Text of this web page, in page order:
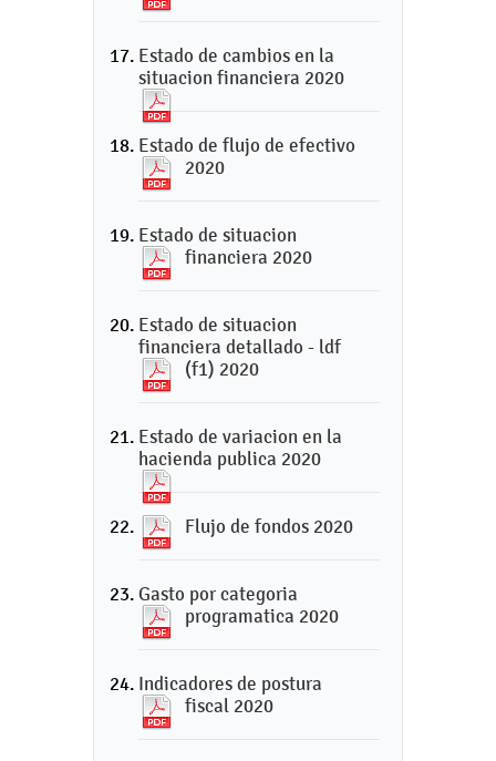
Estado de cambios en la
situacion financiera 2020
Estado de flujo de efectivo
2020
Estado de situacion
financiera 2020
Estado de situacion
financiera detallado - ldf
(f1) 2020
Estado de variacion en la
hacienda publica 2020
Flujo de fondos 2020
Gasto por categoria
programatica 2020
Indicadores de postura
fiscal 2020